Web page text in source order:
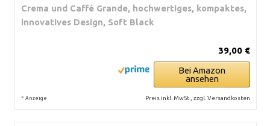
Crema und Caffè Grande, hochwertiges, kompaktes,
innovatives Design, Soft Black
39,00 €
Bei Amazon
ansehen
* Anzeige Preis inkl. MwSt., zzgl. Versandkosten